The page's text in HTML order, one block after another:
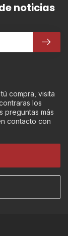
compra, visita
los
preguntas más
contacto con
noticias